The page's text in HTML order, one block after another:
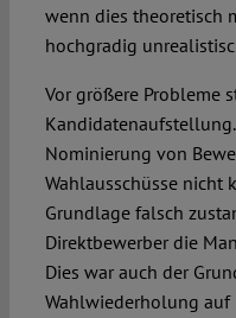
wenn dies theoretisch
hochgradig
Vor größere Probleme
Nominierung von
Wahlausschüsse nicht
Grundlage falsch
Direktbewerber die
Dies war auch der
Wahlwiederholung auf